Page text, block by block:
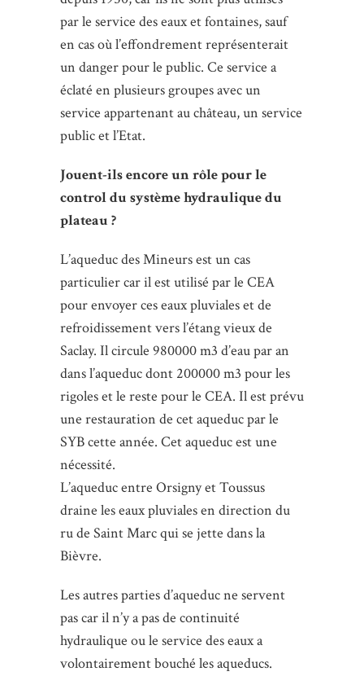
par le service des eaux et fontaines, sauf
en cas où l’effondrement représenterait
un danger pour le public. Ce service a
éclaté en plusieurs groupes avec un
service appartenant au château, un service
public et l’Etat.
Jouent-ils encore un rôle pour le
control du système hydraulique du
plateau ?
L’aqueduc des Mineurs est un cas
particulier car il est utilisé par le CEA
pour envoyer ces eaux pluviales et de
refroidissement vers l’étang vieux de
Saclay. Il circule 980000 m3 d’eau par an
dans l’aqueduc dont 200000 m3 pour les
rigoles et le reste pour le CEA. Il est prévu
une restauration de cet aqueduc par le
SYB cette année. Cet aqueduc est une
nécessité.
L’aqueduc entre Orsigny et Toussus
draine les eaux pluviales en direction du
ru de Saint Marc qui se jette dans la
Bièvre.
Les autres parties d’aqueduc ne servent
pas car il n’y a pas de continuité
hydraulique ou le service des eaux a
volontairement bouché les aqueducs.